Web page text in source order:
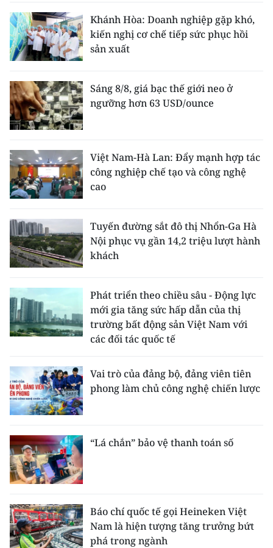
Khánh Hòa: Doanh nghiệp gặp khó,
kiến nghị cơ chế tiếp sức phục hồi
sản xuất
Sáng 8/8, giá bạc thế giới neo ở
ngưỡng hơn 63 USD/ounce
Việt Nam-Hà Lan: Đẩy mạnh hợp tác
công nghiệp chế tạo và công nghệ
cao
Tuyến đường sắt đô thị Nhổn-Ga Hà
Nội phục vụ gần 14,2 triệu lượt hành
khách
Phát triển theo chiều sâu - Động lực
mới gia tăng sức hấp dẫn của thị
trường bất động sản Việt Nam với
các đối tác quốc tế
Vai trò của đảng bộ, đảng viên tiên
phong làm chủ công nghệ chiến lược
“Lá chắn” bảo vệ thanh toán số
Báo chí quốc tế gọi Heineken Việt
Nam là hiện tượng tăng trưởng bứt
phá trong ngành